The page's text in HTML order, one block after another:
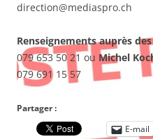
direction@mediaspro.ch
Renseignements auprès
079 653 50 21 ou Michel
079 691 15 57
Partager :
E-mail